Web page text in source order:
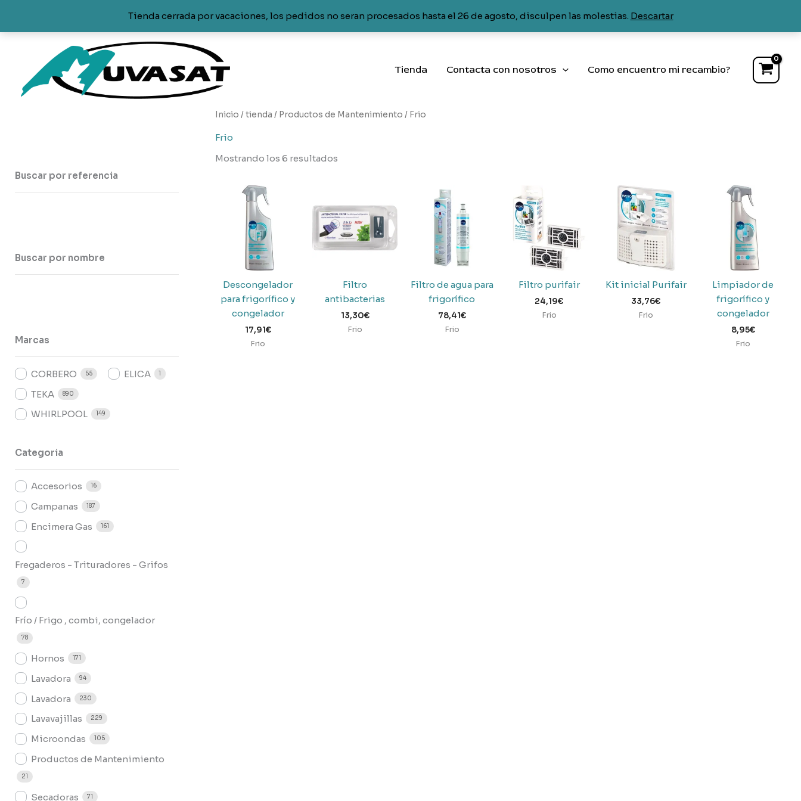
Tienda cerrada por vacaciones, los pedidos no seran procesados hasta el 26 de agosto, disculpen las molestias. Descartar
contenido
Tienda Contacta con nosotros Como encuentro mi recambio?
Buscar por referencia
Buscar por nombre
Marcas
CORBERO 55 ELICA 1
TEKA 890
WHIRLPOOL 149
Categoria
Accesorios 16
Campanas 187
Encimera Gas 161
Fregaderos - Trituradores - Grifos
7
Frío / Frigo , combi, congelador
78
Hornos 171
Lavadora 94
Lavadora 230
Lavavajillas 229
Microondas 105
Productos de Mantenimiento
21
Secadoras 71
Inicio /tienda / Productos de Mantenimiento / Frio
Frio
Mostrando los 6 resultados
Descongelador
para frigorífico y
congelador
17,91€
Frio
Filtro
antibacterias
13,30€
Frio
Filtro de agua para
frigorífico
78,41€
Frio
Filtro purifair
24,19€
Frio
Kit inicial Purifair
33,76€
Frio
Limpiador de
frigorífico y
congelador
8,95€
Frio